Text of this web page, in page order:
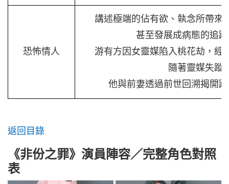
恐怖情人
講述極端的佔有欲、執念所帶來
甚至發展成病態的追
游有方因女靈媒陷入桃花劫，經
隨著靈媒失蹤
他與前妻透過前世回溯揭開
返回目錄
《非份之罪》演員陣容／完整角色對照
表